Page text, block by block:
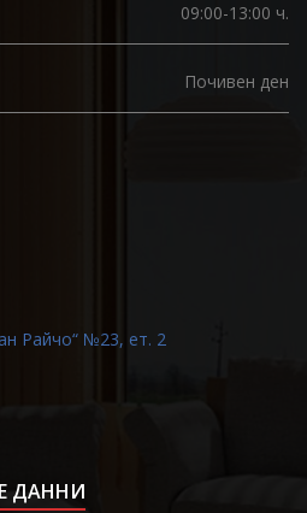
09:00-13:00 ч.
Почивен ден
Райчо“ №23, ет. 2
ДАННИ